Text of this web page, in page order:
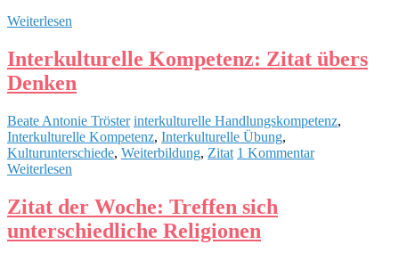
Weiterlesen
Interkulturelle Kompetenz: Zitat übers
Denken
Beate Antonie Tröster interkulturelle Handlungskompetenz,
Interkulturelle Kompetenz, Interkulturelle Übung,
Kulturunterschiede, Weiterbildung, Zitat 1 Kommentar
Weiterlesen
Zitat der Woche: Treffen sich
unterschiedliche Religionen